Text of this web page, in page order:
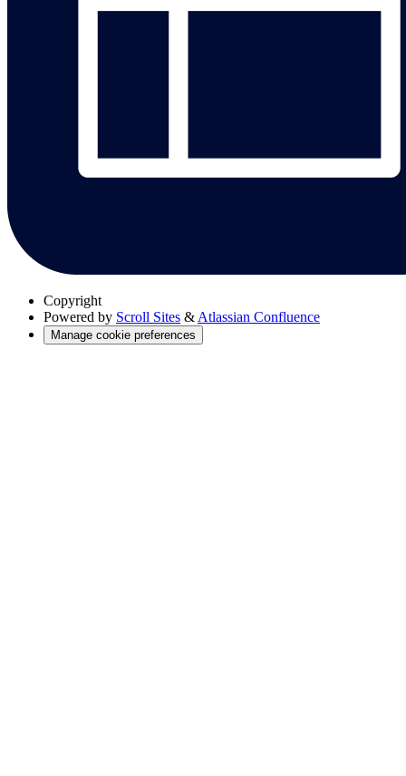
Copyright
Powered by Scroll Sites &Atlassian Confluence
Manage cookie preferences